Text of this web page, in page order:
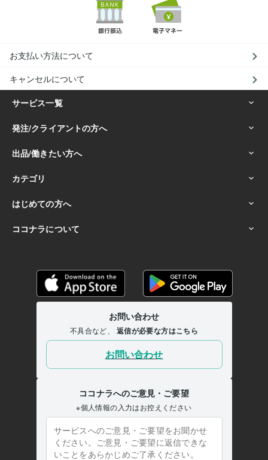
お支払い方法について
キャンセルについて